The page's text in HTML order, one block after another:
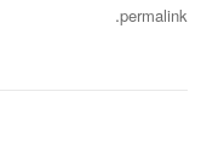
permalink
.